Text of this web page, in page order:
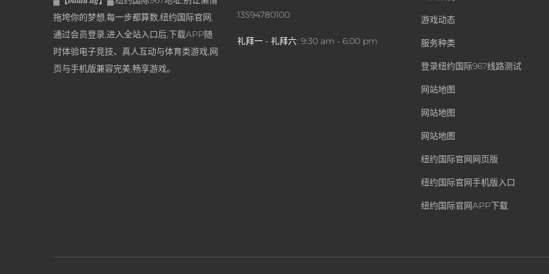
拖垮你的梦想,每一步都算数,纽约国际官网,
通过会员登录,进入全站入口后,下载APP随
时体验电子竞技、真人互动与体育类游戏,网
页与手机版兼容完美,畅享游戏。
13594780100
礼拜一 - 礼拜六: 9:30 am - 6:00 pm
游戏动态
服务种类
登录纽约国际967线路测试
网站地图
网站地图
网站地图
纽约国际官网网页版
纽约国际官网手机版入口
纽约国际官网APP下载